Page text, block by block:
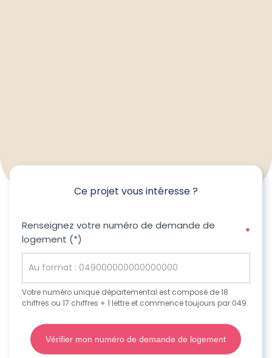
Ce projet vous intéresse ?
Ce
projet
vous
intéresse
?
Renseignez votre numéro de demande de
logement (*)
*
Votre numéro unique départemental est composé de 18
chiffres ou 17 chiffres + 1 lettre et commence toujours par 049.
Vérifier mon numéro de demande de logement